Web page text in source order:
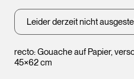
recto: Gouache auf Papier,
45×62 cm
Leider derzeit nicht